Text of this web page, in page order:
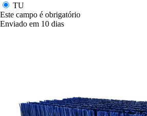
TU
Este campo é obrigatório
Enviado em 10 dias